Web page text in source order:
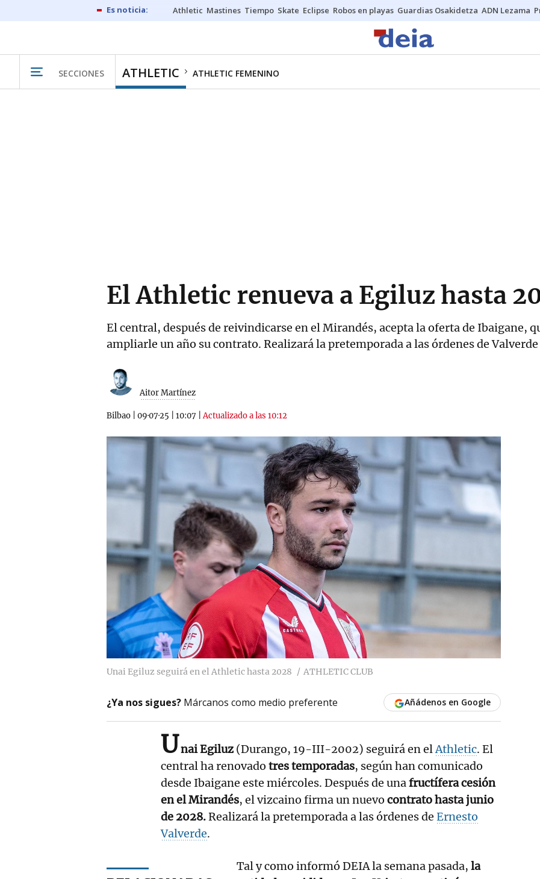
Athletic Mastines Tiempo Skate Eclipse Robos en playas Guardias Osakidetza ADN Lezama
SECCIONES ATHLETIC ATHLETIC FEMENINO
El Athletic renueva a Egiluz hasta
El central, después de reivindicarse en el Mirandés, acepta la oferta de Ibaigane,
ampliarle un año su contrato. Realizará la pretemporada a las órdenes de Valverde
Aitor Martínez
Bilbao 09·07·25 10:07 |Actualizado a las 10:12
Unai Egiluz seguirá en el Athletic hasta 2028 ATHLETIC CLUB
¿Ya nos sigues? Márcanos como medio preferente Añádenos en Google
Unai Egiluz (Durango, 19-III-2002) seguirá en elAthletic. El
central ha renovado tres temporadas, según han comunicado
desde Ibaigane este miércoles. Después de unafructífera cesión
en el Mirandés, el vizcaino firma un nuevo contrato hasta junio
de 2028.Realizará la pretemporada a las órdenes de Ernesto
Valverde.
Tal y como informó DEIA la semana pasada, la